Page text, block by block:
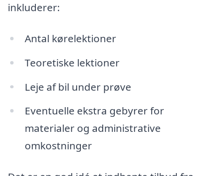
inkluderer:
Antal kørelektioner
Teoretiske lektioner
Leje af bil under prøve
Eventuelle ekstra gebyrer for
materialer og administrative
omkostninger